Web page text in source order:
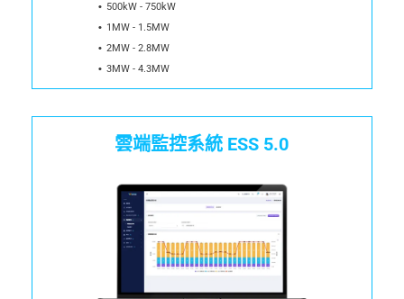
500kW - 750kW
1MW - 1.5MW
2MW - 2.8MW
3MW - 4.3MW
雲端監控系統 ESS 5.0